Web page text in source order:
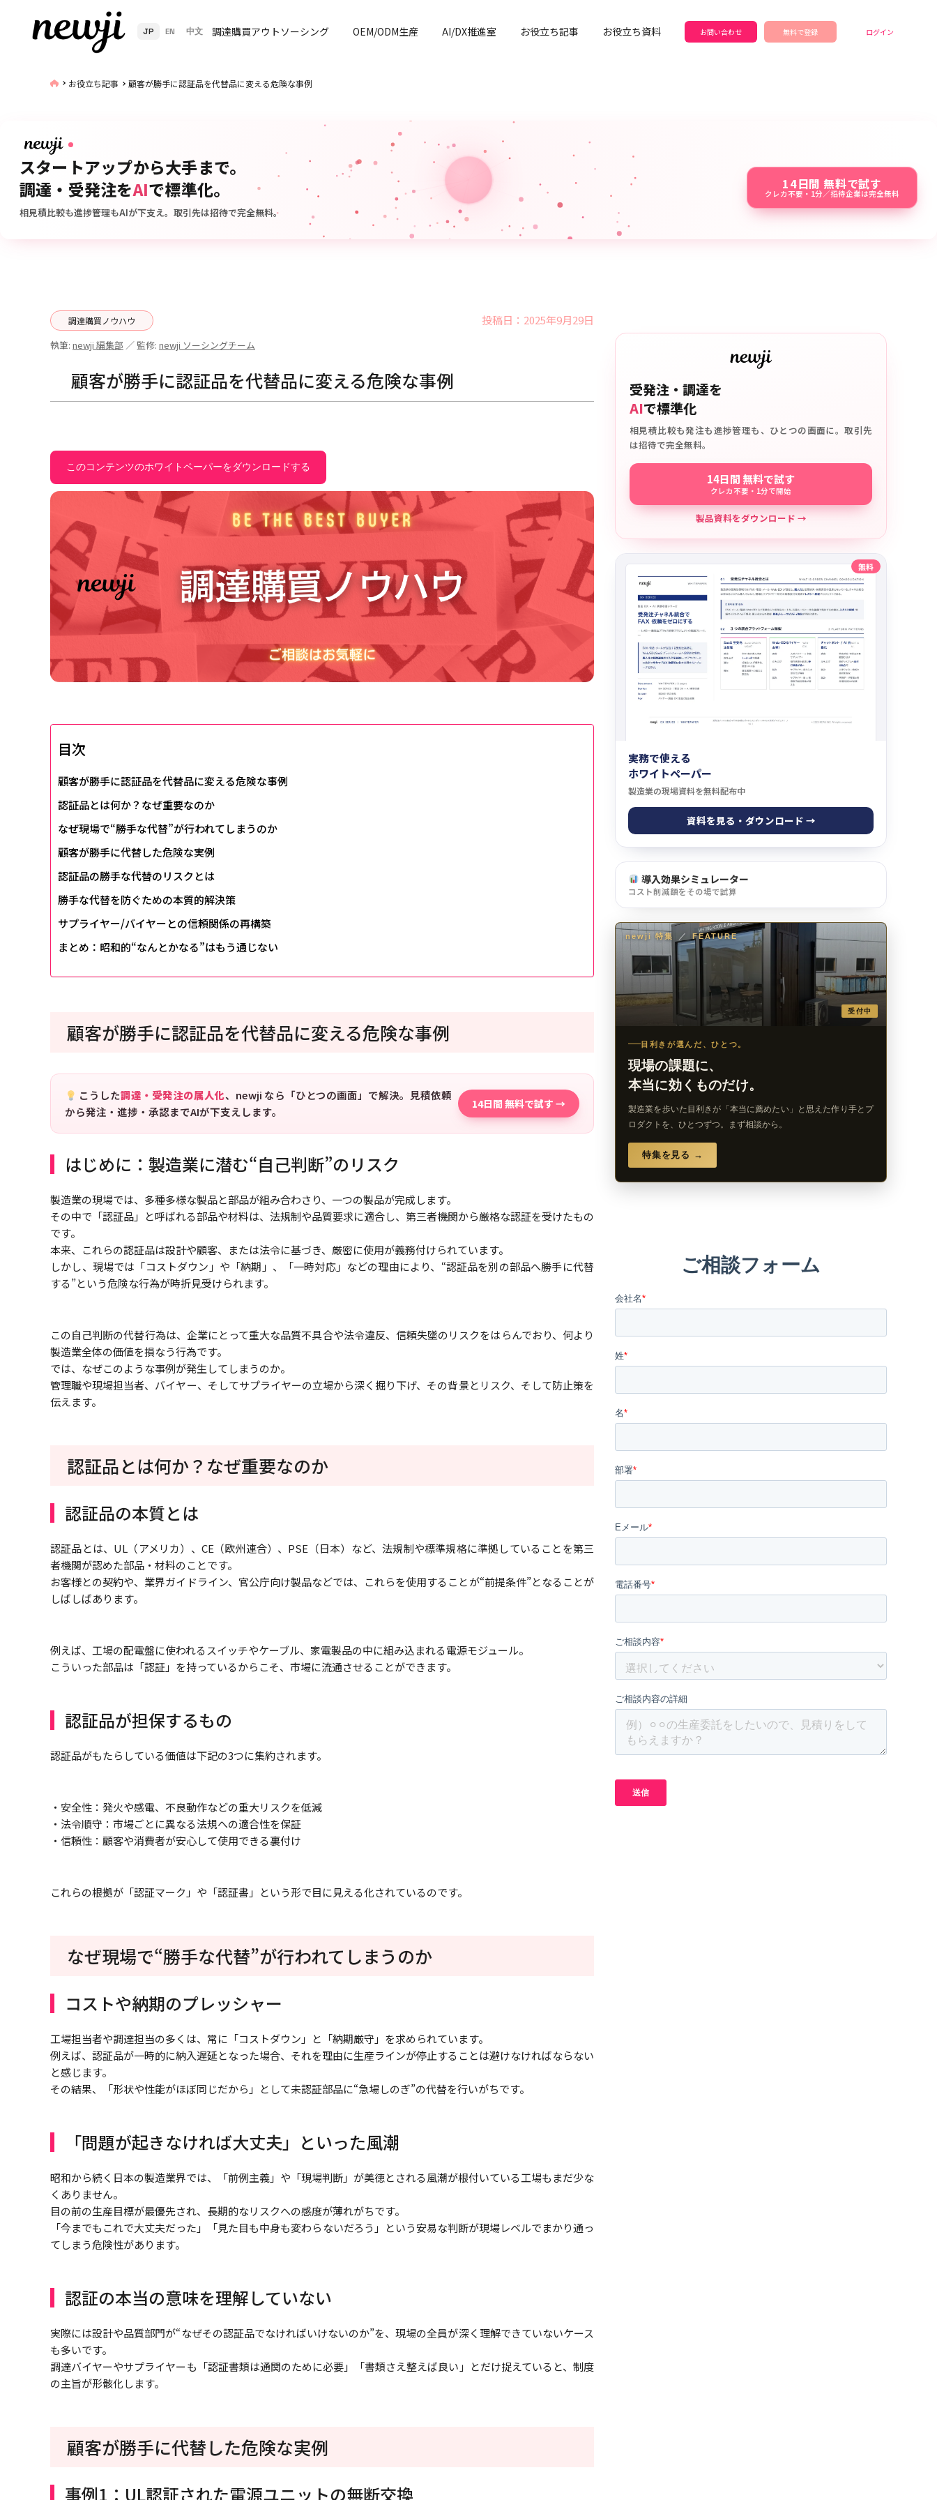
JP EN 中文 調達購買アウトソーシング OEM/ODM生産 AI/DX推進室 お役立ち記事 お役立ち資料 お問い合わせ 無料で登録 ログイン
お役立ち記事 顧客が勝手に認証品を代替品に変える危険な事例
スタートアップから大手まで。
調達・受発注をAIで標準化。
相見積比較も進捗管理もAIが下支え。取引先は招待で完全無料。
14日間 無料で試す
クレカ不要・1分／招待企業は完全無料
調達購買ノウハウ 投稿日：2025年9月29日
執筆: newji 編集部 ／ 監修: newji ソーシングチーム
顧客が勝手に認証品を代替品に変える危険な事例
このコンテンツのホワイトペーパーをダウンロードする
目次
顧客が勝手に認証品を代替品に変える危険な事例
認証品とは何か？なぜ重要なのか
なぜ現場で“勝手な代替”が行われてしまうのか
顧客が勝手に代替した危険な実例
認証品の勝手な代替のリスクとは
勝手な代替を防ぐための本質的解決策
サプライヤー/バイヤーとの信頼関係の再構築
まとめ：昭和的“なんとかなる”はもう通じない
顧客が勝手に認証品を代替品に変える危険な事例
こうした調達・受発注の属人化、newji なら「ひとつの画面」で解決。見積依頼
から発注・進捗・承認までAIが下支えします。
14日間 無料で試す →
はじめに：製造業に潜む“自己判断”のリスク
製造業の現場では、多種多様な製品と部品が組み合わさり、一つの製品が完成します。
その中で「認証品」と呼ばれる部品や材料は、法規制や品質要求に適合し、第三者機関から厳格な認証を受けたもの
です。
本来、これらの認証品は設計や顧客、または法令に基づき、厳密に使用が義務付けられています。
しかし、現場では「コストダウン」や「納期」、「一時対応」などの理由により、“認証品を別の部品へ勝手に代替
する”という危険な行為が時折見受けられます。
この自己判断の代替行為は、企業にとって重大な品質不具合や法令違反、信頼失墜のリスクをはらんでおり、何より
製造業全体の価値を損なう行為です。
では、なぜこのような事例が発生してしまうのか。
管理職や現場担当者、バイヤー、そしてサプライヤーの立場から深く掘り下げ、その背景とリスク、そして防止策を
伝えます。
認証品とは何か？なぜ重要なのか
認証品の本質とは
認証品とは、UL（アメリカ）、CE（欧州連合）、PSE（日本）など、法規制や標準規格に準拠していることを第三
者機関が認めた部品・材料のことです。
お客様との契約や、業界ガイドライン、官公庁向け製品などでは、これらを使用することが“前提条件”となることが
しばしばあります。
例えば、工場の配電盤に使われるスイッチやケーブル、家電製品の中に組み込まれる電源モジュール。
こういった部品は「認証」を持っているからこそ、市場に流通させることができます。
認証品が担保するもの
認証品がもたらしている価値は下記の3つに集約されます。
・安全性：発火や感電、不良動作などの重大リスクを低減
・法令順守：市場ごとに異なる法規への適合性を保証
・信頼性：顧客や消費者が安心して使用できる裏付け
これらの根拠が「認証マーク」や「認証書」という形で目に見える化されているのです。
なぜ現場で“勝手な代替”が行われてしまうのか
コストや納期のプレッシャー
工場担当者や調達担当の多くは、常に「コストダウン」と「納期厳守」を求められています。
例えば、認証品が一時的に納入遅延となった場合、それを理由に生産ラインが停止することは避けなければならない
と感じます。
その結果、「形状や性能がほぼ同じだから」として未認証部品に“急場しのぎ”の代替を行いがちです。
「問題が起きなければ大丈夫」といった風潮
昭和から続く日本の製造業界では、「前例主義」や「現場判断」が美徳とされる風潮が根付いている工場もまだ少な
くありません。
目の前の生産目標が最優先され、長期的なリスクへの感度が薄れがちです。
「今までもこれで大丈夫だった」「見た目も中身も変わらないだろう」という安易な判断が現場レベルでまかり通っ
てしまう危険性があります。
認証の本当の意味を理解していない
実際には設計や品質部門が“なぜその認証品でなければいけないのか”を、現場の全員が深く理解できていないケース
も多いです。
調達バイヤーやサプライヤーも「認証書類は通関のために必要」「書類さえ整えば良い」とだけ捉えていると、制度
の主旨が形骸化します。
顧客が勝手に代替した危険な実例
事例1：UL認証された電源ユニットの無断交換
受発注・調達を
AIで標準化
相見積比較も発注も進捗管理も、ひとつの画面に。取引先
は招待で完全無料。
14日間 無料で試す
クレカ不要・1分で開始
製品資料をダウンロード →
無料
実務で使える
ホワイトペーパー
製造業の現場資料を無料配布中
資料を見る・ダウンロード →
導入効果シミュレーター
コスト削減額をその場で試算
newji 特集 ／ FEATURE
受付中
目利きが選んだ、ひとつ。
現場の課題に、
本当に効くものだけ。
製造業を歩いた目利きが「本当に薦めたい」と思えた作り手とプ
ロダクトを、ひとつずつ。まず相談から。
特集を見る →